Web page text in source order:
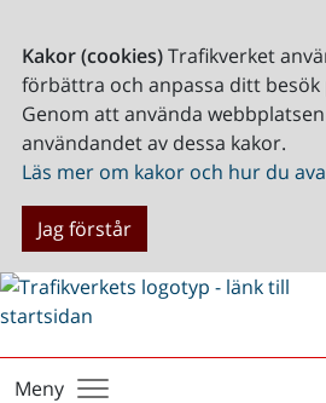
Kakor (cookies)Trafikverket
förbättra och anpassa ditt besök
Genom att använda
användandet av dessa kakor.
Läs mer om kakor och hur du
Jag förstår
Meny